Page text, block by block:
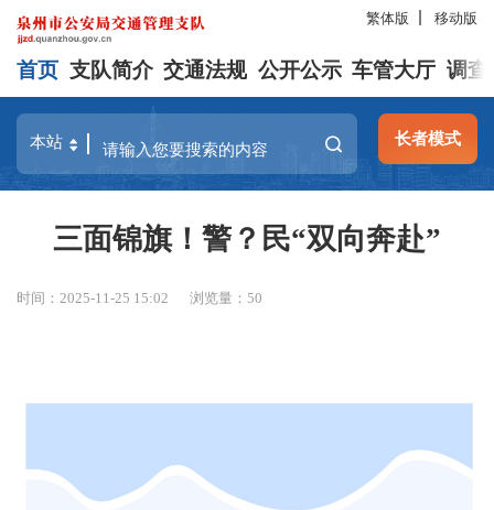
繁体版 移动版
首页 支队简介 交通法规 公开公示 车管大厅 调查
长者模式
三面锦旗！警？民“双向奔赴”
时间：2025-11-25 15:02 浏览量：50